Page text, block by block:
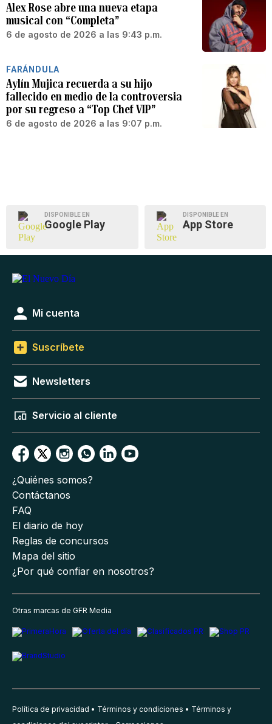
Alex Rose abre una nueva etapa
musical con “Completa”
6 de agosto de 2026 a las 9:43 p.m.
FARÁNDULA
Aylín Mujica recuerda a su hijo
fallecido en medio de la controversia
por su regreso a “Top Chef VIP”
6 de agosto de 2026 a las 9:07 p.m.
DISPONIBLE EN
Google Play
DISPONIBLE EN
App Store
Mi cuenta
Suscríbete
Newsletters
Servicio al cliente
¿Quiénes somos?
Contáctanos
FAQ
El diario de hoy
Reglas de concursos
Mapa del sitio
¿Por qué confiar en nosotros?
Otras marcas de GFR Media
Política de privacidad Términos y condiciones
Términos y